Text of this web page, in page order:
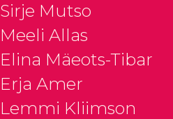
Sirje Mutso
Meeli Allas
Elina Mäeots-Tibar
Erja Amer
Lemmi Kliimson